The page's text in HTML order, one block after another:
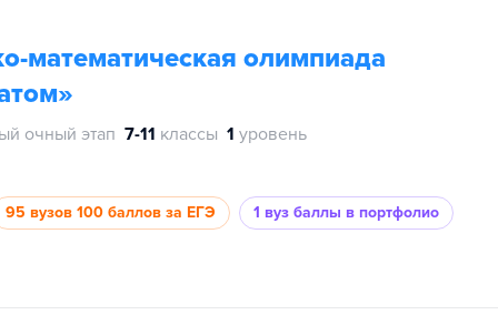
математическая олимпиада
очный этап 7-11 классы 1 уровень
95 вузов 100 баллов за ЕГЭ 1 вуз баллы в портфолио